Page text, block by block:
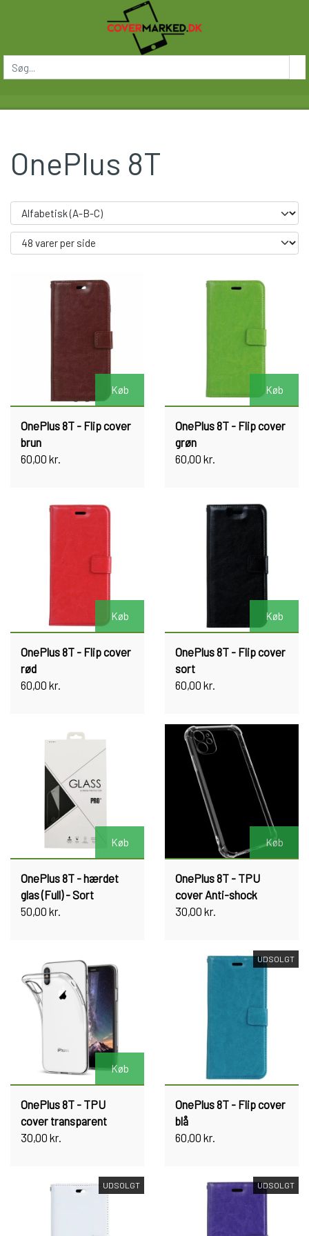
OnePlus 8T
Køb
OnePlus 8T - Flip cover
brun
60,00 kr.
Køb
OnePlus 8T - Flip cover
grøn
60,00 kr.
Køb
OnePlus 8T - Flip cover
rød
60,00 kr.
Køb
OnePlus 8T - Flip cover
sort
60,00 kr.
Køb
OnePlus 8T - hærdet
glas (Full) - Sort
50,00 kr.
Køb
OnePlus 8T - TPU
cover Anti-shock
30,00 kr.
Køb
OnePlus 8T - TPU
cover transparent
30,00 kr.
UDSOLGT
OnePlus 8T - Flip cover
blå
60,00 kr.
UDSOLGT UDSOLGT